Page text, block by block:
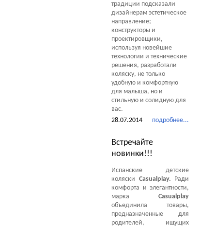
традиции подсказали
дизайнерам эстетическое
направление;
конструкторы и
проектировщики,
используя новейшие
технологии и технические
решения, разработали
коляску, не только
удобную и комфортную
для малыша, но и
стильную и солидную для
вас.
подробнее...
28.07.2014
Встречайте
новинки!!!
Испанские детские
коляски Casualplay. Ради
комфорта и элегантности,
марка Casualplay
объединила товары,
предназначенные для
родителей, ищущих